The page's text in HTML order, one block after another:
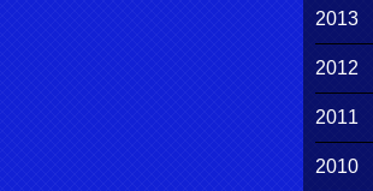
2013
2012
2011
2010